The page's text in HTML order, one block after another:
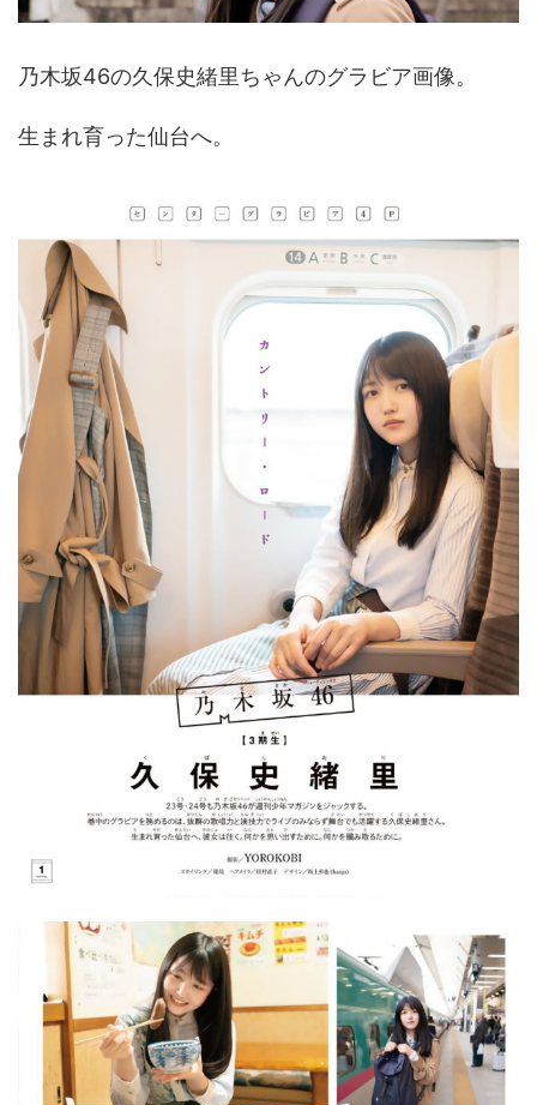
乃木坂46の久保史緒里ちゃんのグラビア画像。
生まれ育った仙台へ。